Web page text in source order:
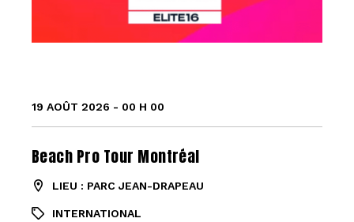
19 AOÛT 2026 - 00 H 00
Beach Pro Tour Montréal
LIEU : PARC JEAN-DRAPEAU
INTERNATIONAL